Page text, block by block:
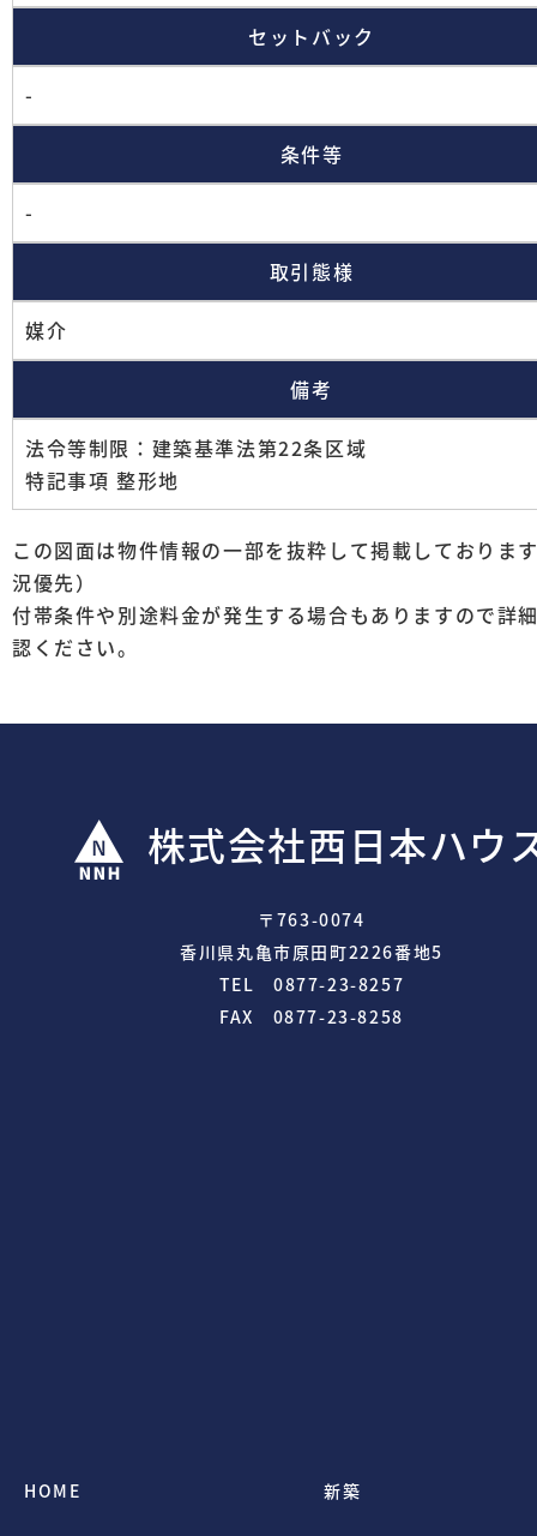
セットバック
-
条件等
-
取引態様
媒介
備考
法令等制限：建築基準法第22条区域
特記事項 整形地
この図面は物件情報の一部を抜粋して掲載しておりま
況優先）
付帯条件や別途料金が発生する場合もありますので詳
認ください。
株式会社西日本ハウ
〒763-0074
香川県丸亀市原田町2226番地5
TEL 0877-23-8257
FAX 0877-23-8258
HOME 新築